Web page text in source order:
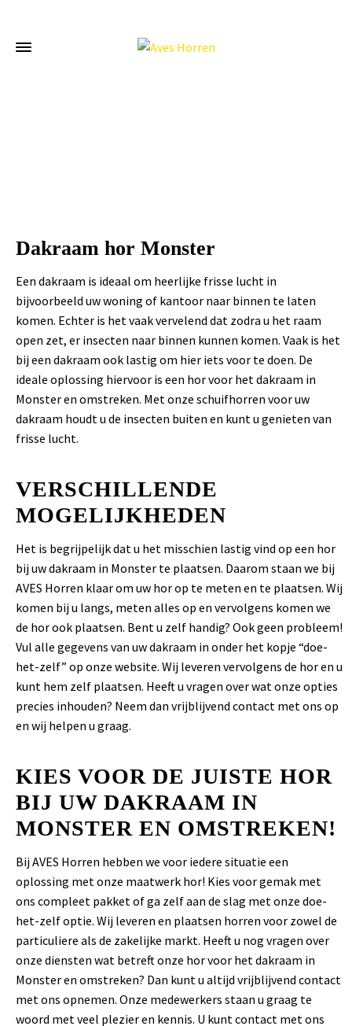
Dakraam hor Monster
Een dakraam is ideaal om heerlijke frisse lucht in
bijvoorbeeld uw woning of kantoor naar binnen te laten
komen. Echter is het vaak vervelend dat zodra u het raam
open zet, er insecten naar binnen kunnen komen. Vaak is het
bij een dakraam ook lastig om hier iets voor te doen. De
ideale oplossing hiervoor is een hor voor het dakraam in
Monster en omstreken. Met onze schuifhorren voor uw
dakraam houdt u de insecten buiten en kunt u genieten van
frisse lucht.
VERSCHILLENDE
MOGELIJKHEDEN
Het is begrijpelijk dat u het misschien lastig vind op een hor
bij uw dakraam in Monster te plaatsen. Daarom staan we bij
AVES Horren klaar om uw hor op te meten en te plaatsen. Wij
komen bij u langs, meten alles op en vervolgens komen we
de hor ook plaatsen. Bent u zelf handig? Ook geen probleem!
Vul alle gegevens van uw dakraam in onder het kopje “doe-
het-zelf” op onze website. Wij leveren vervolgens de hor en u
kunt hem zelf plaatsen. Heeft u vragen over wat onze opties
precies inhouden? Neem dan vrijblijvend contact met ons op
en wij helpen u graag.
KIES VOOR DE JUISTE HOR
BIJ UW DAKRAAM IN
MONSTER EN OMSTREKEN!
Bij AVES Horren hebben we voor iedere situatie een
oplossing met onze maatwerk hor! Kies voor gemak met
ons compleet pakket of ga zelf aan de slag met onze doe-
het-zelf optie. Wij leveren en plaatsen horren voor zowel de
particuliere als de zakelijke markt. Heeft u nog vragen over
onze diensten wat betreft onze hor voor het dakraam in
Monster en omstreken? Dan kunt u altijd vrijblijvend contact
met ons opnemen. Onze medewerkers staan u graag te
woord met veel plezier en kennis. U kunt contact met ons